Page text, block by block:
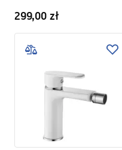
299,00 zł